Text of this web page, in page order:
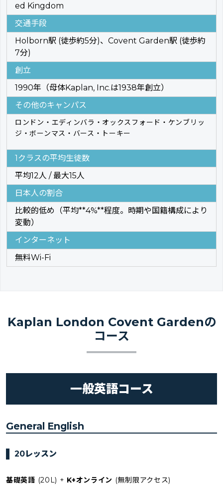
ed Kingdom
交通手段
Holborn駅 (徒歩約5分)、Covent Garden駅 (徒歩約
7分)
創立
1990年（母体Kaplan, Inc.は1938年創立）
その他のキャンパス
ロンドン・エディンバラ・オックスフォード・ケンブリッ
ジ・ボーンマス・バース・トーキー
1クラスの平均生徒数
平均12人 / 最大15人
日本人の割合
比較的低め（平均**4%**程度。時期や国籍構成により
変動）
インターネット
無料Wi-Fi
Kaplan London Covent Gardenの
コース
一般英語コース
General English
20レッスン
基礎英語 (20L) + K+オンライン (無制限アクセス)